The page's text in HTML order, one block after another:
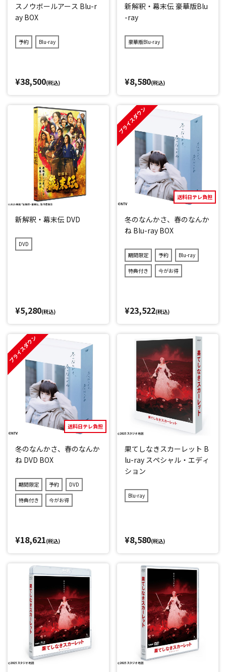
スノウボールアース Blu-r
ay BOX
予約 Blu-ray
¥38,500(税込)
新解釈・幕末伝 豪華版Blu
-ray
豪華版Blu-ray
¥8,580(税込)
新解釈・幕末伝 DVD
DVD
¥5,280(税込)
送料日テレ負担
冬のなんかさ、春のなんか
ね Blu-ray BOX
プライスダウン
期間限定 予約 Blu-ray
特典付き 今がお得
¥23,522(税込)
送料日テレ負担
冬のなんかさ、春のなんか
ね DVD BOX
プライスダウン
期間限定 予約 DVD
特典付き 今がお得
¥18,621(税込)
果てしなきスカーレット B
lu-ray スペシャル・エディ
ション
Blu-ray
¥8,580(税込)